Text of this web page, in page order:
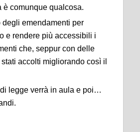
è comunque qualcosa.
degli emendamenti per
e rendere più accessibili i
che, seppur con delle
accolti migliorando così il
legge verrà in aula e poi…